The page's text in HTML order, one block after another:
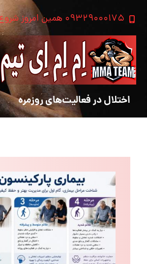
۰۹۳۲۹۰۰۰۱۷۵ همین امروز شروع کنید
اختلال در فعالیت‌های روزمره